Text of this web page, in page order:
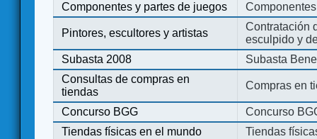
Componentes y partes de juegos
Pintores, escultores y artistas
Contratación
esculpido y
Subasta 2008
Subasta
Consultas de compras en
tiendas
Compras en
Concurso BGG
Concurso
Tiendas físicas en el mundo
Tiendas